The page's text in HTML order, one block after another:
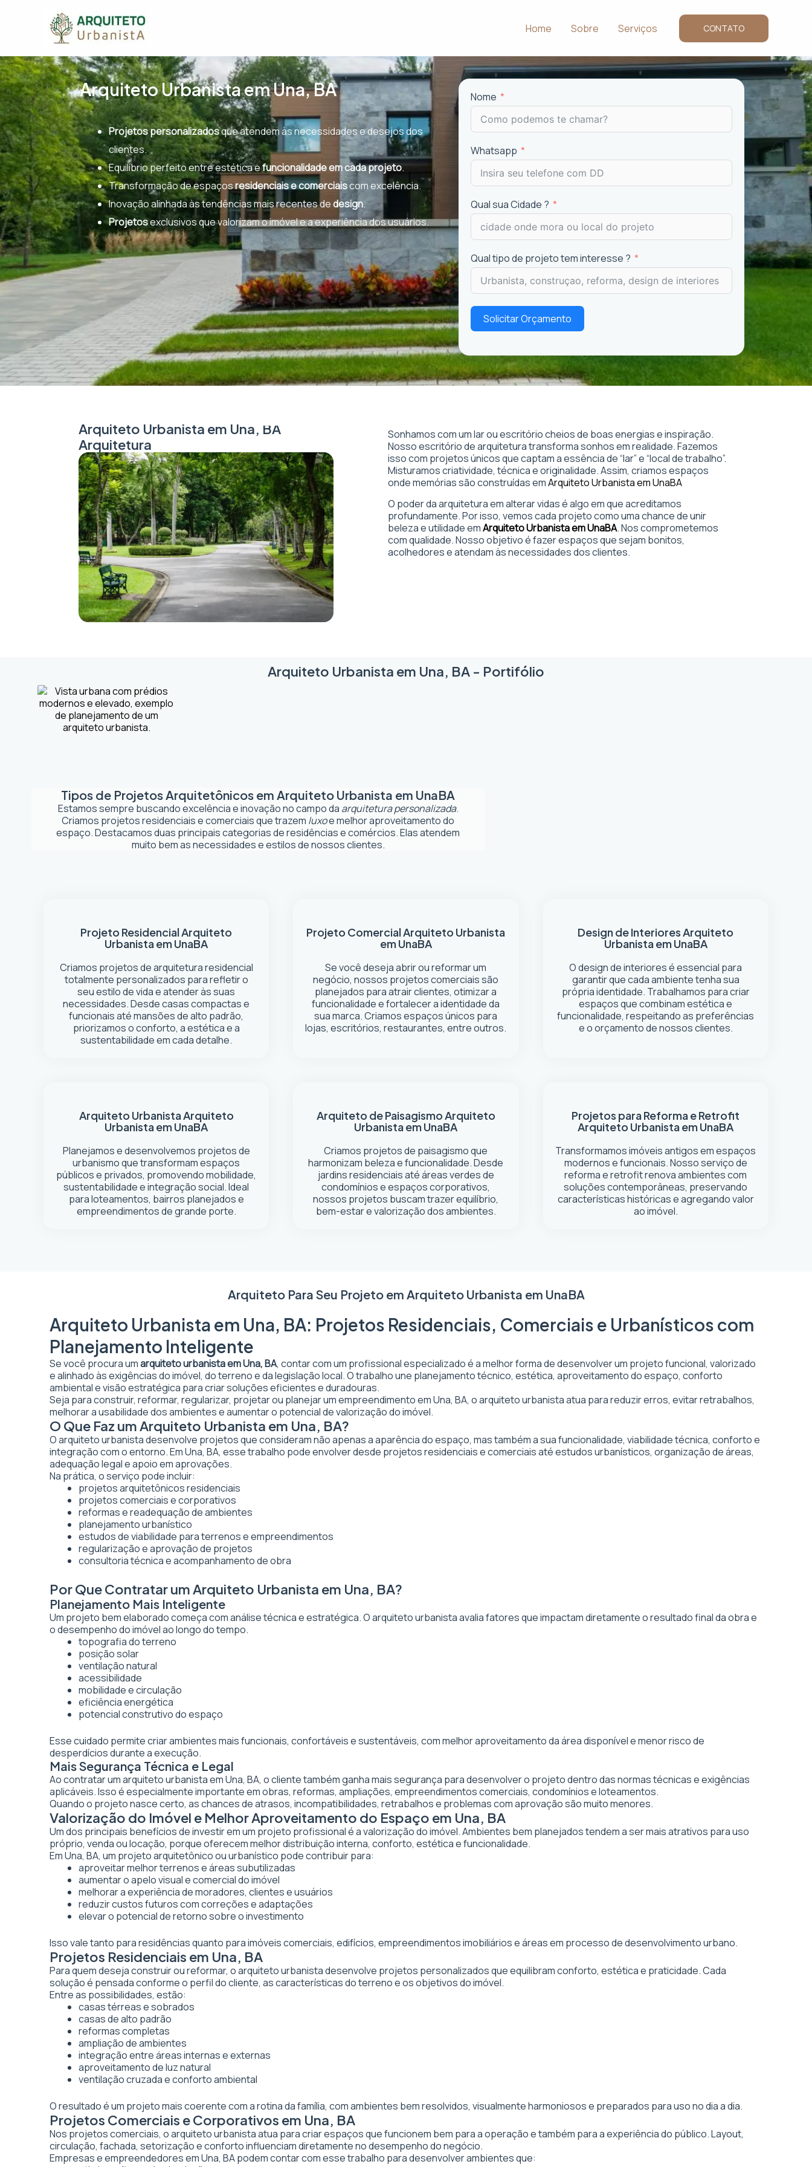
Home Sobre Serviços CONTATO
Arquiteto Urbanista em Una, BA
Projetos personalizadosque atendem às necessidades e desejos dos
clientes.
Equilíbrio perfeito entre estética efuncionalidade em cada projeto.
Transformação de espaçosresidenciais e comerciaiscom excelência.
Inovação alinhada às tendências mais recentes dedesign.
Projetosexclusivos que valorizam o imóvel e a experiência dos usuários.
Nome
Whatsapp
Qual sua Cidade ?
Qual tipo de projeto tem interesse ?
Solicitar Orçamento
Arquiteto Urbanista em Una, BA
Arquitetura
Sonhamos com um lar ou escritório cheios de boas energias e inspiração.
Nosso escritório de arquitetura transforma sonhos em realidade. Fazemos
isso com projetos únicos que captam a essência de “lar” e “local de trabalho”.
Misturamos criatividade, técnica e originalidade. Assim, criamos espaços
onde memórias são construídas emArquiteto Urbanista em UnaBA
O poder da arquitetura em alterar vidas é algo em que acreditamos
profundamente. Por isso, vemos cada projeto como uma chance de unir
beleza e utilidade emArquiteto Urbanista em UnaBA. Nos comprometemos
com qualidade. Nosso objetivo é fazer espaços que sejam bonitos,
acolhedores e atendam às necessidades dos clientes.
Arquiteto Urbanista em Una, BA - Portifólio
Tipos de Projetos Arquitetônicos em Arquiteto Urbanista em UnaBA
Estamos sempre buscando excelência e inovação no campo da arquitetura personalizada.
Criamos projetos residenciais e comerciais que trazem luxoe melhor aproveitamento do
espaço. Destacamos duas principais categorias de residências e comércios. Elas atendem
muito bem as necessidades e estilos de nossos clientes.
Projeto ResidencialArquiteto
Urbanista em UnaBA
Criamos projetos de arquitetura residencial
totalmente personalizados para refletir o
seu estilo de vida e atender às suas
necessidades. Desde casas compactas e
funcionais até mansões de alto padrão,
priorizamos o conforto, a estética e a
sustentabilidade em cada detalhe.
Projeto ComercialArquiteto Urbanista
em UnaBA
Se você deseja abrir ou reformar um
negócio, nossos projetos comerciais são
planejados para atrair clientes, otimizar a
funcionalidade e fortalecer a identidade da
sua marca. Criamos espaços únicos para
lojas, escritórios, restaurantes, entre outros.
Design de InterioresArquiteto
Urbanista em UnaBA
O design de interiores é essencial para
garantir que cada ambiente tenha sua
própria identidade. Trabalhamos para criar
espaços que combinam estética e
funcionalidade, respeitando as preferências
e o orçamento de nossos clientes.
Arquiteto UrbanistaArquiteto
Urbanista em UnaBA
Planejamos e desenvolvemos projetos de
urbanismo que transformam espaços
públicos e privados, promovendo mobilidade,
sustentabilidade e integração social. Ideal
para loteamentos, bairros planejados e
empreendimentos de grande porte.
Arquiteto de PaisagismoArquiteto
Urbanista em UnaBA
Criamos projetos de paisagismo que
harmonizam beleza e funcionalidade. Desde
jardins residenciais até áreas verdes de
condomínios e espaços corporativos,
nossos projetos buscam trazer equilíbrio,
bem-estar e valorização dos ambientes.
Projetos para Reforma e Retrofit
Arquiteto Urbanista em UnaBA
Transformamos imóveis antigos em espaços
modernos e funcionais. Nosso serviço de
reforma e retrofit renova ambientes com
soluções contemporâneas, preservando
características históricas e agregando valor
ao imóvel.
Arquiteto Para Seu Projeto em Arquiteto Urbanista em UnaBA
Arquiteto Urbanista em Una, BA: Projetos Residenciais, Comerciais e Urbanísticos com
Planejamento Inteligente
Se você procura umarquiteto urbanista em Una, BA, contar com um profissional especializado é a melhor forma de desenvolver um projeto funcional, valorizado
e alinhado às exigências do imóvel, do terreno e da legislação local. O trabalho une planejamento técnico, estética, aproveitamento do espaço, conforto
ambiental e visão estratégica para criar soluções eficientes e duradouras.
Seja para construir, reformar, regularizar, projetar ou planejar um empreendimento em Una, BA, o arquiteto urbanista atua para reduzir erros, evitar retrabalhos,
melhorar a usabilidade dos ambientes e aumentar o potencial de valorização do imóvel.
O Que Faz um Arquiteto Urbanista em Una, BA?
O arquiteto urbanista desenvolve projetos que consideram não apenas a aparência do espaço, mas também a sua funcionalidade, viabilidade técnica, conforto e
integração com o entorno. Em Una, BA, esse trabalho pode envolver desde projetos residenciais e comerciais até estudos urbanísticos, organização de áreas,
adequação legal e apoio em aprovações.
Na prática, o serviço pode incluir:
projetos arquitetônicos residenciais
projetos comerciais e corporativos
reformas e readequação de ambientes
planejamento urbanístico
estudos de viabilidade para terrenos e empreendimentos
regularização e aprovação de projetos
consultoria técnica e acompanhamento de obra
Por Que Contratar um Arquiteto Urbanista em Una, BA?
Planejamento Mais Inteligente
Um projeto bem elaborado começa com análise técnica e estratégica. O arquiteto urbanista avalia fatores que impactam diretamente o resultado final da obra e
o desempenho do imóvel ao longo do tempo.
topografia do terreno
posição solar
ventilação natural
acessibilidade
mobilidade e circulação
eficiência energética
potencial construtivo do espaço
Esse cuidado permite criar ambientes mais funcionais, confortáveis e sustentáveis, com melhor aproveitamento da área disponível e menor risco de
desperdícios durante a execução.
Mais Segurança Técnica e Legal
Ao contratar um arquiteto urbanista em Una, BA, o cliente também ganha mais segurança para desenvolver o projeto dentro das normas técnicas e exigências
aplicáveis. Isso é especialmente importante em obras, reformas, ampliações, empreendimentos comerciais, condomínios e loteamentos.
Quando o projeto nasce certo, as chances de atrasos, incompatibilidades, retrabalhos e problemas com aprovação são muito menores.
Valorização do Imóvel e Melhor Aproveitamento do Espaço em Una, BA
Um dos principais benefícios de investir em um projeto profissional é a valorização do imóvel. Ambientes bem planejados tendem a ser mais atrativos para uso
próprio, venda ou locação, porque oferecem melhor distribuição interna, conforto, estética e funcionalidade.
Em Una, BA, um projeto arquitetônico ou urbanístico pode contribuir para:
aproveitar melhor terrenos e áreas subutilizadas
aumentar o apelo visual e comercial do imóvel
melhorar a experiência de moradores, clientes e usuários
reduzir custos futuros com correções e adaptações
elevar o potencial de retorno sobre o investimento
Isso vale tanto para residências quanto para imóveis comerciais, edifícios, empreendimentos imobiliários e áreas em processo de desenvolvimento urbano.
Projetos Residenciais em Una, BA
Para quem deseja construir ou reformar, o arquiteto urbanista desenvolve projetos personalizados que equilibram conforto, estética e praticidade. Cada
solução é pensada conforme o perfil do cliente, as características do terreno e os objetivos do imóvel.
Entre as possibilidades, estão:
casas térreas e sobrados
casas de alto padrão
reformas completas
ampliação de ambientes
integração entre áreas internas e externas
aproveitamento de luz natural
ventilação cruzada e conforto ambiental
O resultado é um projeto mais coerente com a rotina da família, com ambientes bem resolvidos, visualmente harmoniosos e preparados para uso no dia a dia.
Projetos Comerciais e Corporativos em Una, BA
Nos projetos comerciais, o arquiteto urbanista atua para criar espaços que funcionem bem para a operação e também para a experiência do público. Layout,
circulação, fachada, setorização e conforto influenciam diretamente no desempenho do negócio.
Empresas e empreendedores em Una, BA podem contar com esse trabalho para desenvolver ambientes que: